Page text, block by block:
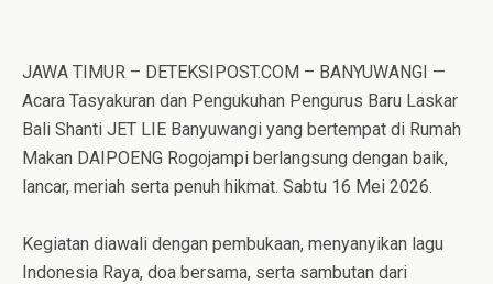
JAWA TIMUR – DETEKSIPOST.COM – BANYUWANGI —
Acara Tasyakuran dan Pengukuhan Pengurus Baru Laskar
Bali Shanti JET LIE Banyuwangi yang bertempat di Rumah
Makan DAIPOENG Rogojampi berlangsung dengan baik,
lancar, meriah serta penuh hikmat. Sabtu 16 Mei 2026.
Kegiatan diawali dengan pembukaan, menyanyikan lagu
Indonesia Raya, doa bersama, serta sambutan dari